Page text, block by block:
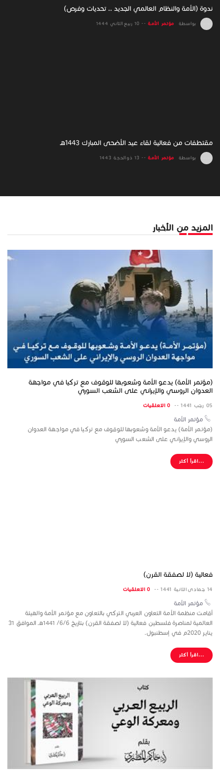
ندوة (الأمة والنظام العالمي الجديد .. تحديات وفرص)
بواسطة مؤتمر الأمة-- 10 ربيع الثاني 1444
‏مقتطفات من فعالية لقاء عيد الأضحى المبارك 1443هـ
بواسطة مؤتمر الأمة-- 13 ذو الحجة 1443
المزيد من الأخبار
(مؤتمر الأمة) يدعو الأمة وشعوبها للوقوف مع تركيا في مواجهة
العدوان الروسي والإيراني على الشعب السوري
05 رجب 1441 -- 0 التعلقيات
مؤتمر الأمة
(مؤتمر الأمة) يدعو الأمة وشعوبها للوقوف مع تركيا في مواجهة العدوان
الروسي والإيراني على الشعب السوري
...اقرأ أكثر
فعالية (لا لصفقة القرن)
14 جمادى الثانية 1441 -- 0 التعلقيات
مؤتمر الأمة
أقامت منظمة الأمة التعاون العربي التركي بالتعاون مع مؤتمر الأمة والهيئة
العالمية لمناصرة فلسطين فعالية (لا لصفقة القرن) بتاريخ 6/6/ 1441هـ الموافق 31
يناير 2020م في إسطنبول.
...اقرأ أكثر